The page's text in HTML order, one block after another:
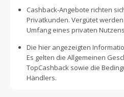
Cashback-Angebote richten
Privatkunden. Vergütet
Umfang eines privaten
Die hier angezeigten
Es gelten die Allgemeinen
TopCashback sowie die
Händlers.